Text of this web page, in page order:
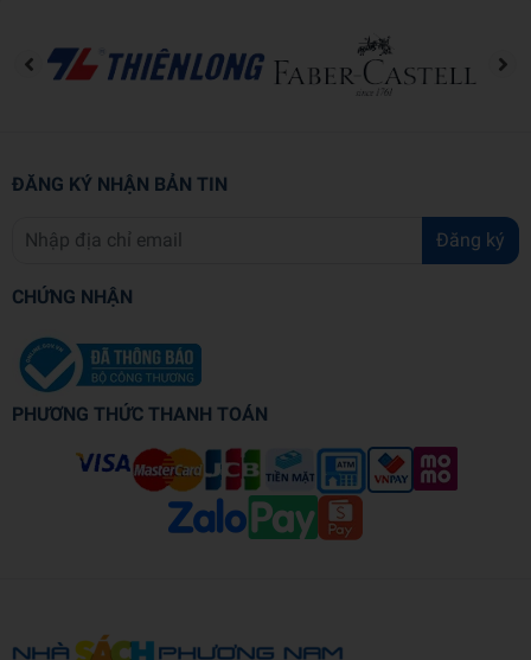
ĐĂNG KÝ NHẬN BẢN TIN
Đăng ký
CHỨNG NHẬN
PHƯƠNG THỨC THANH TOÁN